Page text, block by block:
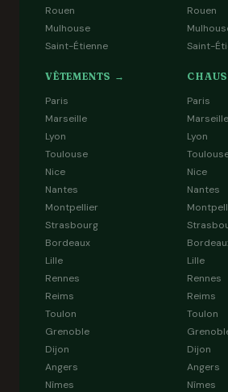
Rouen
Mulhouse
Saint-Étienne
Rouen
Saint-
VÊTEMENTS →
Paris
Marseille
Lyon
Toulouse
Nice
Nantes
Montpellier
Strasbourg
Bordeaux
Lille
Rennes
Reims
Toulon
Grenoble
Dijon
Angers
Nîmes
Paris
Marseille
Lyon
Nice
Nantes
Lille
Rennes
Reims
Toulon
Dijon
Angers
Nîmes